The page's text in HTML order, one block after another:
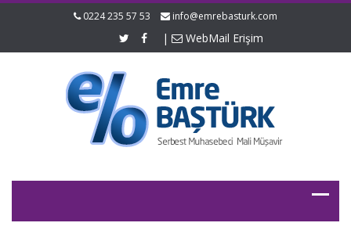
0224 235 57 53 info@emrebasturk.com
| WebMail Erişim